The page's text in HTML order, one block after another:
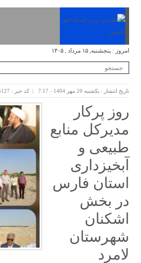
امروز : پنجشنبه, ۱۵ مرداد , ۱۴۰۵
تاریخ انتشار : یکشنبه 20 مهر 1404 - 7:17 کد خبر : 5127
روز پرکار
مدیرکل منابع
طبیعی و
آبخیزداری
استان فارس
در بخش
اشکنان
شهرستان
لامرد